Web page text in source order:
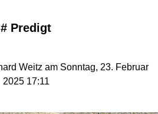
# Predigt
Weitz am Sonntag, 23. Februar
2025 17:11